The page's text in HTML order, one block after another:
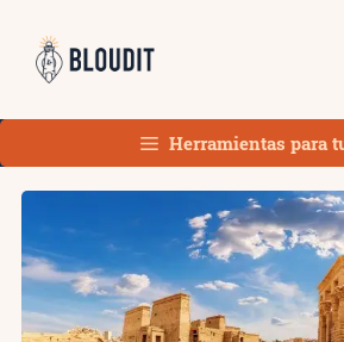
contenido
Herramientas para